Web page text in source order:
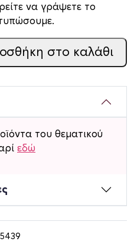
να γράψετε το
στο καλάθι
του θεματικού
εδώ